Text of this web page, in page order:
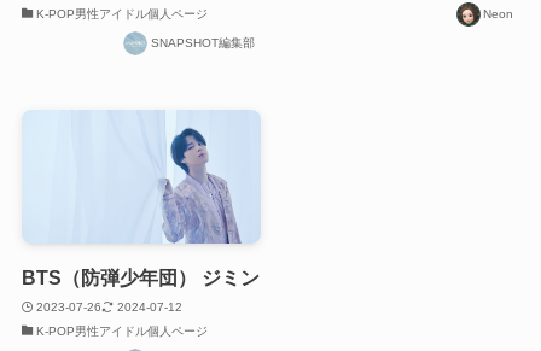
K-POP男性アイドル個人ページ
SNAPSHOT編集部
Neon
BTS（防弾少年団） ジミン
2023-07-26
2024-07-12
K-POP男性アイドル個人ページ